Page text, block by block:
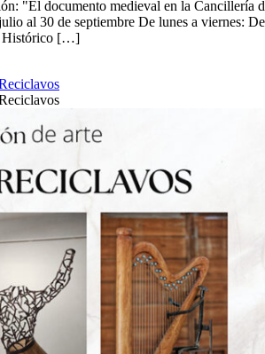
"El documento medieval en la Cancillería
al 30 de septiembre De lunes a viernes: De
Histórico […]